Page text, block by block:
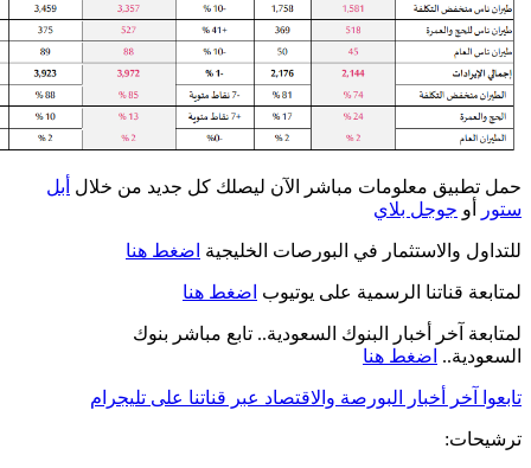
حمل تطبيق معلومات مباشر الآن ليصلك كل جديد من خلال أبل
ستور
أو جوجل بلاي
للتداول والاستثمار في البورصات الخليجية اضغط هنا
لمتابعة قناتنا الرسمية على يوتيوب اضغط هنا
لمتابعة آخر أخبار البنوك السعودية.. تابع مباشر بنوك
السعودية.. اضغط هنا
تابعوا آخر أخبار البورصة والاقتصاد عبر قناتنا على تليجرام
ترشيحات: